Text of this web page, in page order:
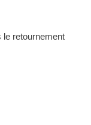
le retournement